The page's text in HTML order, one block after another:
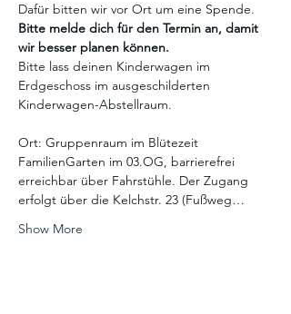
Dafür bitten wir vor Ort um eine Spende.
Bitte melde dich für den Termin an, damit
wir besser planen können.
Bitte lass deinen Kinderwagen im
Erdgeschoss im ausgeschilderten
Kinderwagen-Abstellraum.
Ort: Gruppenraum im Blütezeit
FamilienGarten im 03.OG, barrierefrei
erreichbar über Fahrstühle. Der Zugang
erfolgt über die Kelchstr. 23 (Fußweg…
Show More